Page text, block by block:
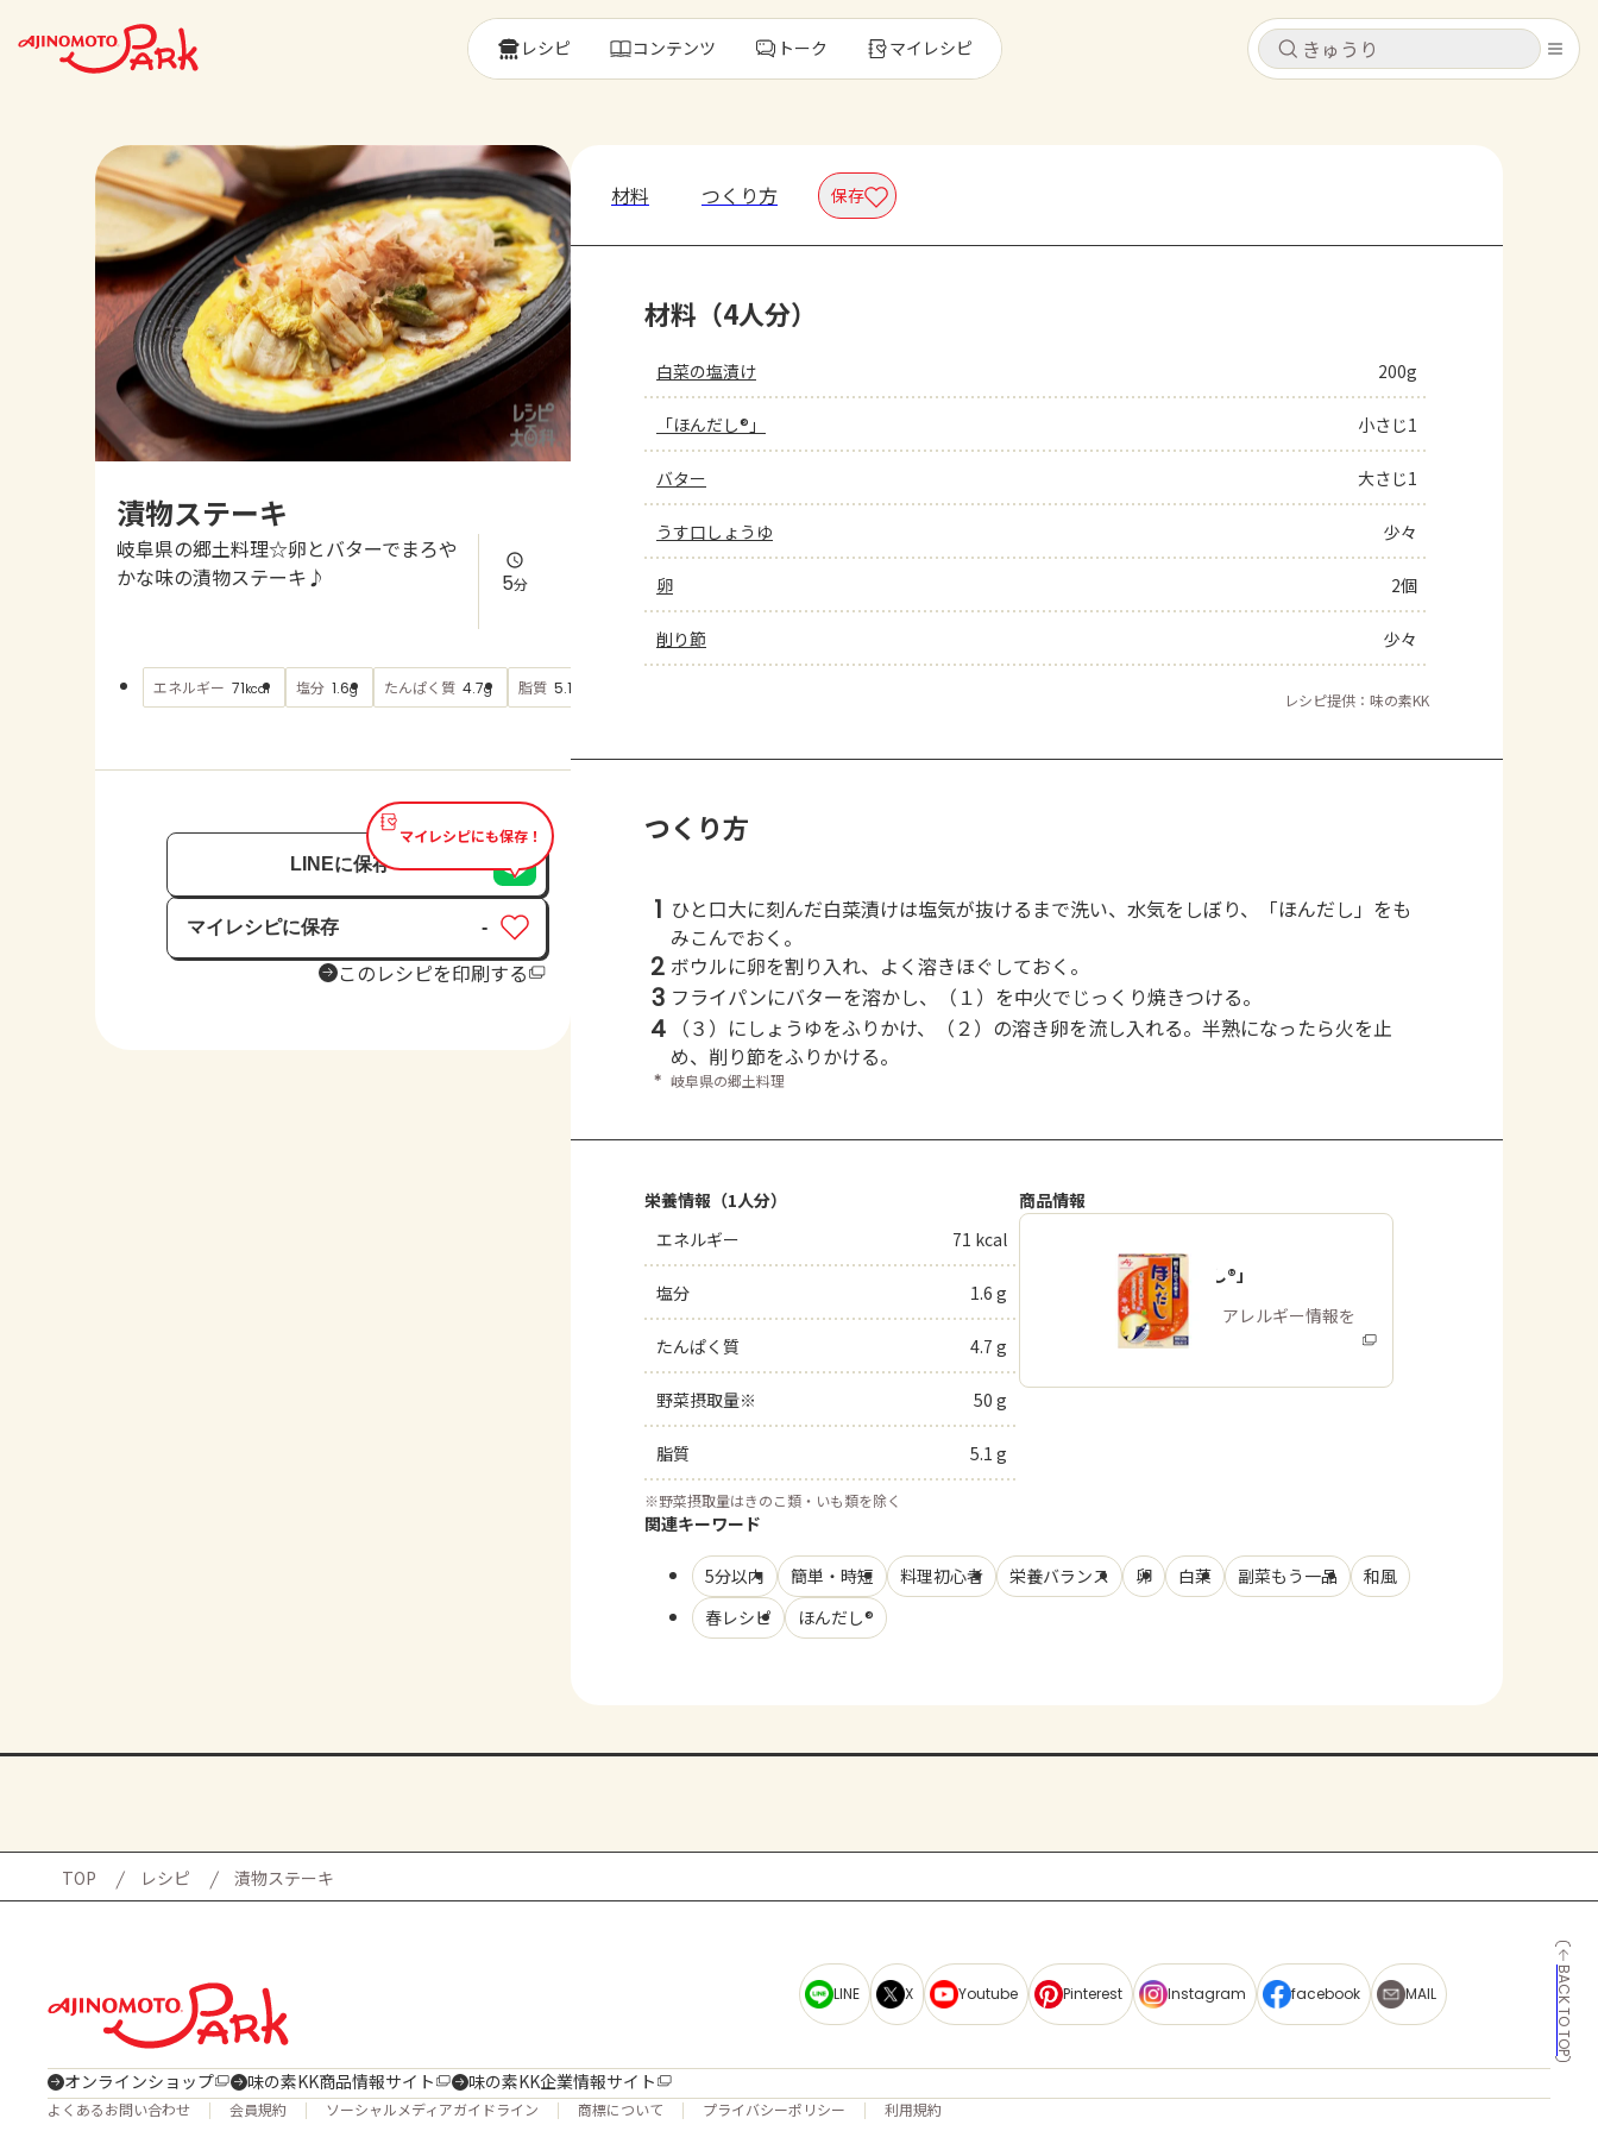
キャンセル
レシピ
トーク
よくあるお問い合わせ
AJINOMOTO PARK とは
キャンセル
レシピ コンテンツ トーク マイレシピ
漬物ステーキ
岐阜県の郷土料理☆卵とバターでまろや
かな味の漬物ステーキ♪
5分
エネルギー 71kcal 塩分 1.6g たんぱく質 4.7g 脂質 5.1
マイレシピにも保存！
LINEに保存
マイレシピに保存
保存済み
-
このレシピを印刷する
材料 つくり方 保存
材料（4人分）
白菜の塩漬け 200g
「ほんだし®」 小さじ1
バター 大さじ1
うす口しょうゆ 少々
卵 2個
削り節 少々
レシピ提供：味の素KK
つくり方
1 ひと口大に刻んだ白菜漬けは塩気が抜けるまで洗い、水気をしぼり、「ほんだし」をも
みこんでおく。
2 ボウルに卵を割り入れ、よく溶きほぐしておく。
3 フライパンにバターを溶かし、（１）を中火でじっくり焼きつける。
4
（３）にしょうゆをふりかけ、（２）の溶き卵を流し入れる。半熟になったら火を止
め、削り節をふりかける。
＊ 岐阜県の郷土料理
栄養情報（1人分）
エネルギー
71 kcal
塩分 1.6 g
たんぱく質 4.7 g
野菜摂取量※ 50 g
脂質 5.1 g
※野菜摂取量はきのこ類・いも類を除く
商品情報
「ほんだし®」
商品・アレルギー情報を
みる
関連キーワード
5分以内 簡単・時短 料理初心者 栄養バランス 卵 白菜 副菜もう一品
和風
春レシピ
ほんだし®
TOP レシピ 漬物ステーキ
BACK TO TOP
LINE X Youtube Pinterest Instagram facebook MAIL
オンラインショップ 味の素KK商品情報サイト 味の素KK企業情報サイト
よくあるお問い合わせ 会員規約 ソーシャルメディアガイドライン 商標について プライバシーポリシー 利用規約